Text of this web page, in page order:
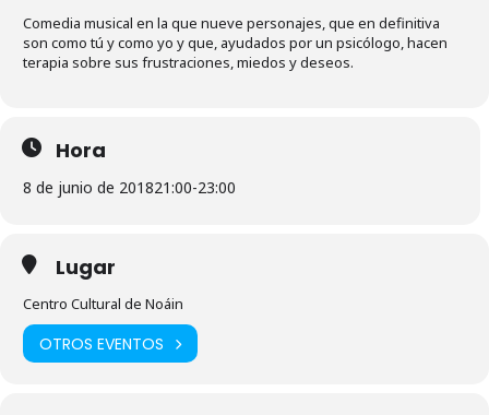
Comedia musical en la que nueve personajes, que en definitiva
son como tú y como yo y que, ayudados por un psicólogo, hacen
terapia sobre sus frustraciones, miedos y deseos.
Hora
8 de junio de 201821:00-23:00
Lugar
Centro Cultural de Noáin
OTROS EVENTOS